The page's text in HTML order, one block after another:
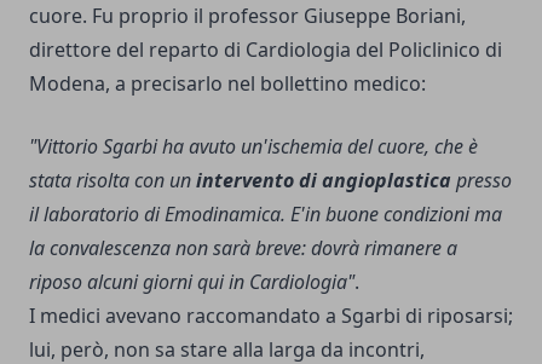
cuore. Fu proprio il professor Giuseppe Boriani,
direttore del reparto di Cardiologia del Policlinico di
Modena, a precisarlo nel bollettino medico:
"Vittorio Sgarbi ha avuto un'ischemia del cuore, che è
stata risolta con unintervento di angioplastica presso
il laboratorio di Emodinamica. E'in buone condizioni ma
la convalescenza non sarà breve: dovrà rimanere a
riposo alcuni giorni qui in Cardiologia".
I medici avevano raccomandato a Sgarbi di riposarsi;
lui, però, non sa stare alla larga da incontri,